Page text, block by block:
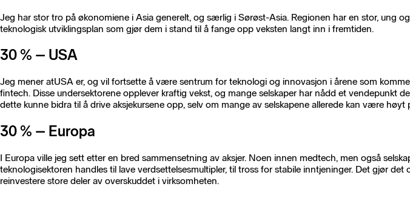
Jeg har stor tro på økonomiene i Asia generelt, og særlig i Sørøst-Asia. Regionen har en stor, ung
teknologisk utviklingsplan som gjør dem i stand til å fange opp veksten langt inn i fremtiden.
30 % – USA
Jeg mener atUSA er, og vil fortsette å være sentrum for teknologi og innovasjon i årene som
fintech. Disse undersektorene opplever kraftig vekst, og mange selskaper har nådd et vendepunkt
dette kunne bidra til å drive aksjekursene opp, selv om mange av selskapene allerede kan være høyt
30 % – Europa
I Europa ville jeg sett etter en bred sammensetning av aksjer. Noen innen medtech, men også
teknologisektoren handles til lave verdsettelsesmultipler, til tross for stabile inntjeninger. Det gjør
reinvestere store deler av overskuddet i virksomheten.